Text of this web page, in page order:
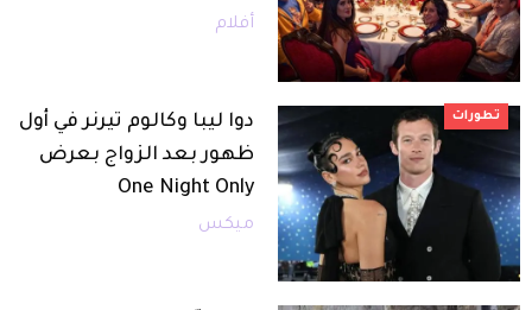
أفلام
تطورات
دوا ليبا وكالوم تيرنر في أول
ظهور بعد الزواج بعرض
One Night Only
ميكس